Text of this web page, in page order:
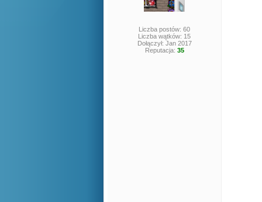
Liczba postów: 60
Liczba wątków: 15
Dołączył: Jan 2017
Reputacja: 35